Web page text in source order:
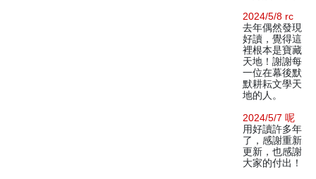
2024/5/8 rc
去年偶然發現
好讀，覺得這
裡根本是寶藏
天地！謝謝每
一位在幕後默
默耕耘文學天
地的人。
2024/5/7 呢
用好讀許多年
了，感謝重新
更新，也感謝
大家的付出！